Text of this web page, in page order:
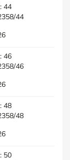
44
44
46
46
48
48
50